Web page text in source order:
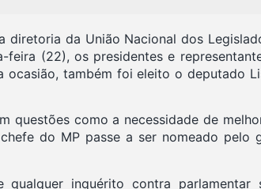
diretoria da União Nacional dos
feira (22), os presidentes e
também foi eleito o deputado
questões como a necessidade de
do MP passe a ser nomeado pelo
qualquer inquérito contra